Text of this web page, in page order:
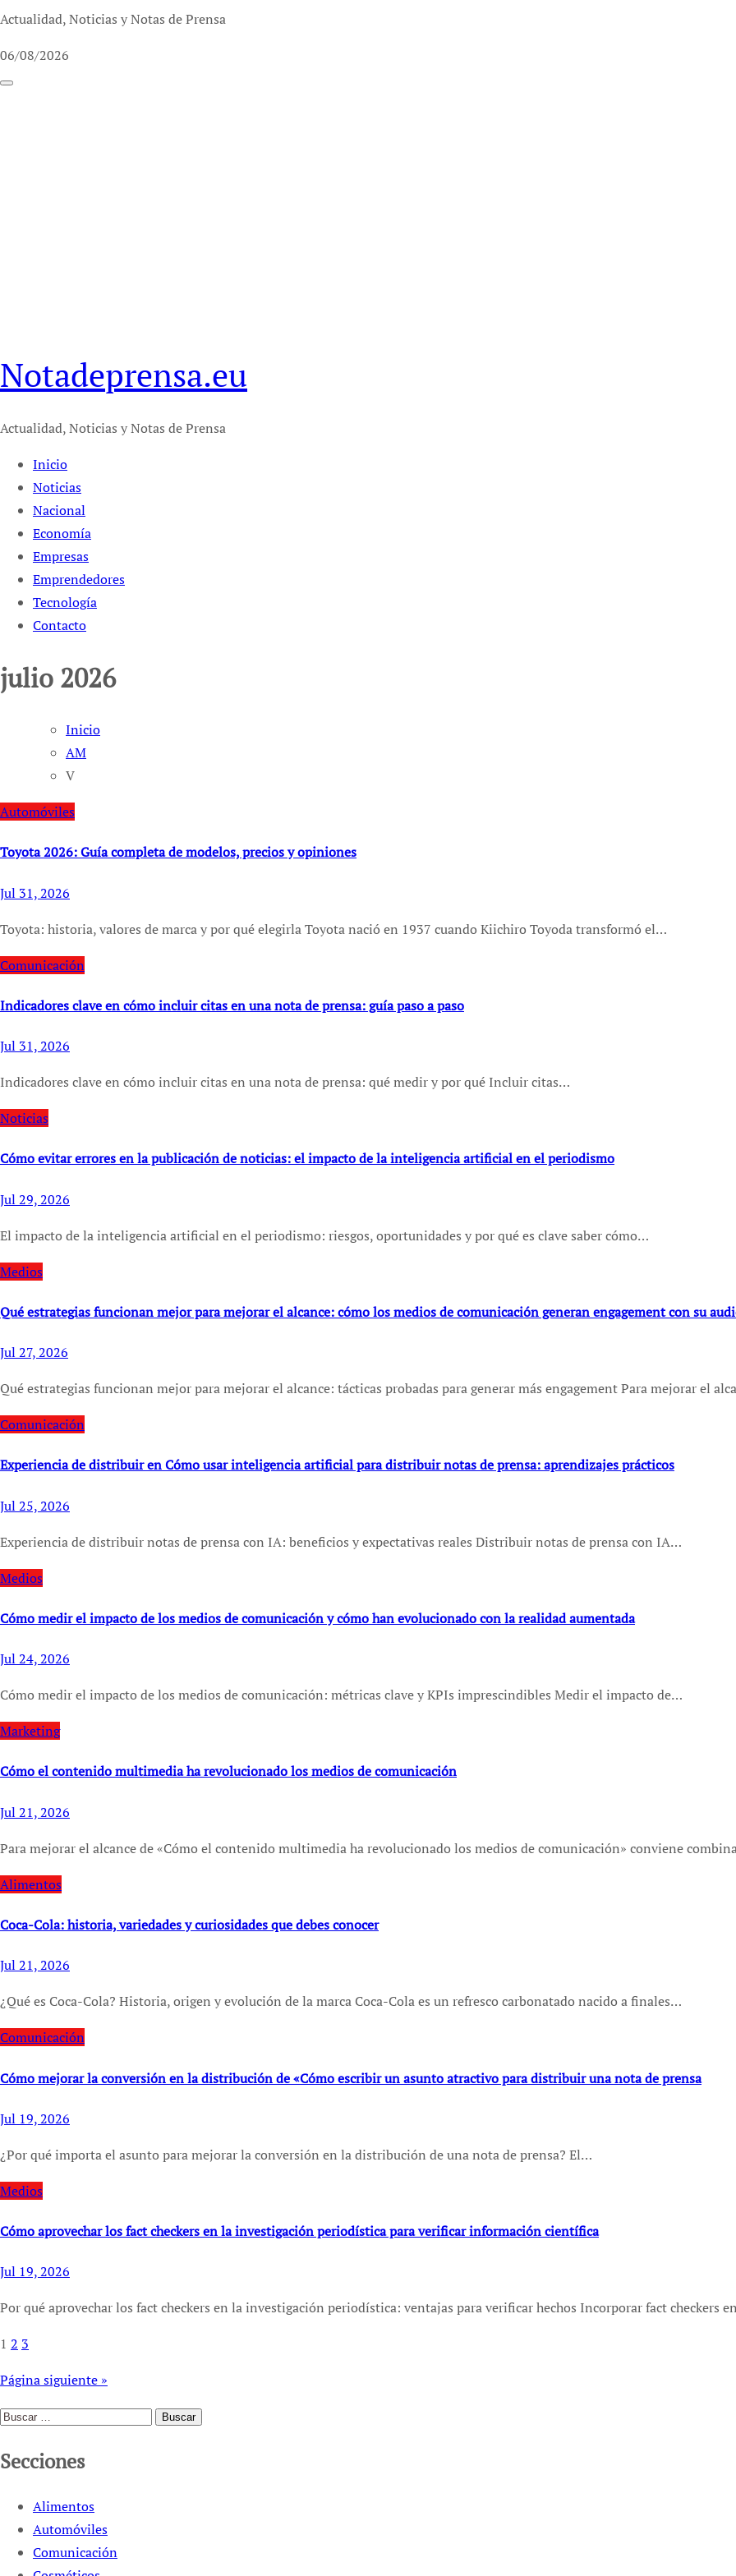
Actualidad, Noticias y Notas de Prensa
06/08/2026
Notadeprensa.eu
Actualidad, Noticias y Notas de Prensa
Inicio
Noticias
Nacional
Economía
Empresas
Emprendedores
Tecnología
Contacto
julio 2026
Inicio
AM
V
Automóviles
Toyota 2026: Guía completa de modelos, precios y opiniones
Jul 31, 2026
Toyota: historia, valores de marca y por qué elegirla Toyota nació en 1937 cuando Kiichiro Toyoda transformó el…
Comunicación
Indicadores clave en cómo incluir citas en una nota de prensa: guía paso a paso
Jul 31, 2026
Indicadores clave en cómo incluir citas en una nota de prensa: qué medir y por qué Incluir citas…
Noticias
Cómo evitar errores en la publicación de noticias: el impacto de la inteligencia artificial en el periodismo
Jul 29, 2026
El impacto de la inteligencia artificial en el periodismo: riesgos, oportunidades y por qué es clave saber cómo…
Medios
Qué estrategias funcionan mejor para mejorar el alcance: cómo los medios de comunicación generan engagement con su
Jul 27, 2026
Qué estrategias funcionan mejor para mejorar el alcance: tácticas probadas para generar más engagement Para mejorar el
Comunicación
Experiencia de distribuir en Cómo usar inteligencia artificial para distribuir notas de prensa: aprendizajes prácticos
Jul 25, 2026
Experiencia de distribuir notas de prensa con IA: beneficios y expectativas reales Distribuir notas de prensa con IA…
Medios
Cómo medir el impacto de los medios de comunicación y cómo han evolucionado con la realidad aumentada
Jul 24, 2026
Cómo medir el impacto de los medios de comunicación: métricas clave y KPIs imprescindibles Medir el impacto de…
Marketing
Cómo el contenido multimedia ha revolucionado los medios de comunicación
Jul 21, 2026
Para mejorar el alcance de «Cómo el contenido multimedia ha revolucionado los medios de comunicación» conviene
Alimentos
Coca-Cola: historia, variedades y curiosidades que debes conocer
Jul 21, 2026
¿Qué es Coca-Cola? Historia, origen y evolución de la marca Coca-Cola es un refresco carbonatado nacido a finales…
Comunicación
Cómo mejorar la conversión en la distribución de «Cómo escribir un asunto atractivo para distribuir una nota de prensa
Jul 19, 2026
¿Por qué importa el asunto para mejorar la conversión en la distribución de una nota de prensa? El…
Medios
Cómo aprovechar los fact checkers en la investigación periodística para verificar información científica
Jul 19, 2026
Por qué aprovechar los fact checkers en la investigación periodística: ventajas para verificar hechos Incorporar fact checkers
Paginación
de
entradas
1 2 3
Página siguiente »
Buscar:
Secciones
Alimentos
Automóviles
Comunicación